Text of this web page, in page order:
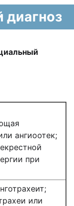
ангиоотек;
при
или